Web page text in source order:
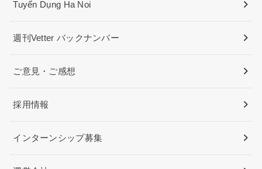
Tuyển Dụng Ha Noi
週刊Vetter バックナンバー
ご意見・ご感想
採用情報
インターンシップ募集